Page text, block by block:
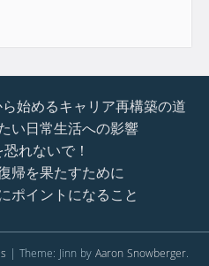
始めるキャリア再構築の道
い日常生活への影響
れないで！
帰を果たすために
ポイントになること
| Theme: Jinn byAaron Snowberger.